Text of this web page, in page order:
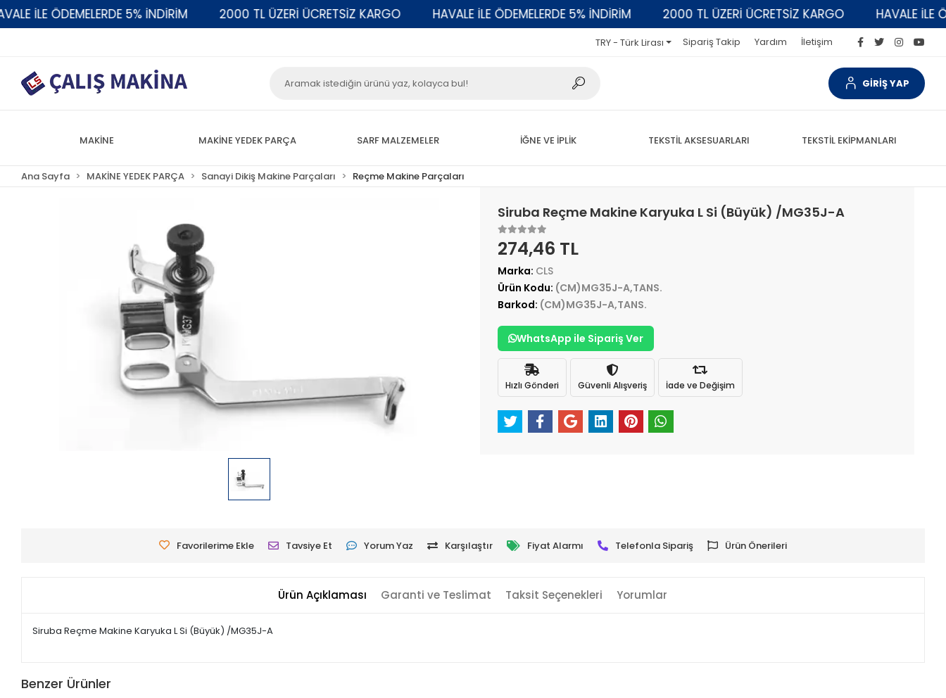
İLE ÖDEMELERDE 5% İNDİRİM 2000 TL ÜZERİ ÜCRETSİZ KARGO HAVALE İLE ÖDEMELERDE 5% İNDİRİM 2000 TL ÜZERİ ÜCRETSİZ KARGO HAVALE İLE
TRY - Türk Lirası Sipariş Takip Yardım İletişim
GİRİŞ YAP
MAKİNE MAKİNE YEDEK PARÇA SARF MALZEMELER İĞNE VE İPLİK TEKSTİL AKSESUARLARI TEKSTİL EKİPMANLARI
Ana Sayfa MAKİNE YEDEK PARÇA Sanayi Dikiş Makine Parçaları Reçme Makine Parçaları
Siruba Reçme Makine Karyuka L Si (Büyük) /MG35J-A
274,46 TL
Marka: CLS
Ürün Kodu: (CM)MG35J-A,TANS.
Barkod: (CM)MG35J-A,TANS.
WhatsApp ile Sipariş Ver
Hızlı Gönderi Güvenli Alışveriş İade ve Değişim
Favorilerime Ekle Tavsiye Et Yorum Yaz Karşılaştır Fiyat Alarmı Telefonla Sipariş Ürün Önerileri
Ürün Açıklaması Garanti ve Teslimat Taksit Seçenekleri Yorumlar
Siruba Reçme Makine Karyuka L Si (Büyük) /MG35J-A
Benzer Ürünler